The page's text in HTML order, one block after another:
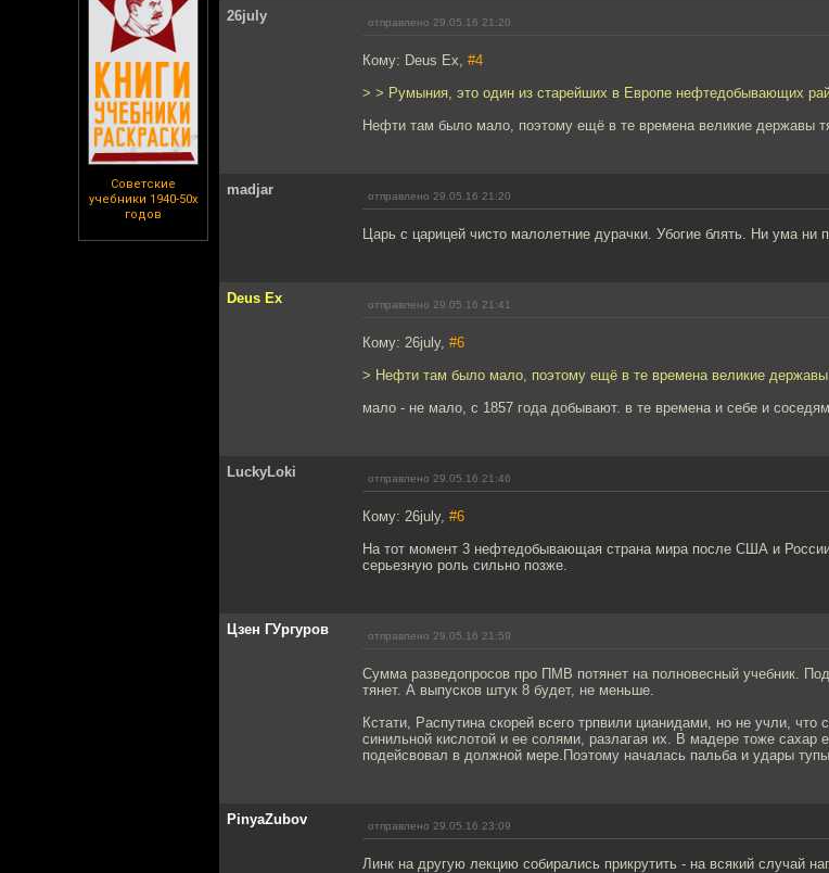
Советские
учебники 1940-50х
годов
26july отправлено 29.05.16 21:20
Кому: Deus Ex, #4
> > Румыния, это один из старейших в Европе нефтедобывающих
Нефти там было мало, поэтому ещё в те времена великие державы
madjar отправлено 29.05.16 21:20
Царь с царицей чисто малолетние дурачки. Убогие блять. Ни ума ни
Deus Ex отправлено 29.05.16 21:41
Кому: 26july, #6
> Нефти там было мало, поэтому ещё в те времена великие
мало - не мало, с 1857 года добывают. в те времена и себе и
LuckyLoki отправлено 29.05.16 21:46
Кому: 26july, #6
На тот момент 3 нефтедобывающая страна мира после США и
серьезную роль сильно позже.
Цзен ГУргуров отправлено 29.05.16 21:59
Сумма разведопросов про ПМВ потянет на полновесный учебник.
тянет. А выпусков штук 8 будет, не меньше.
Кстати, Распутина скорей всего трпвили цианидами, но не учли, что
синильной кислотой и ее солями, разлагая их. В мадере тоже сахар
подейсвовал в должной мере.Поэтому началась пальба и удары
PinyaZubov отправлено 29.05.16 23:09
Линк на другую лекцию собирались прикрутить - на всякий случай